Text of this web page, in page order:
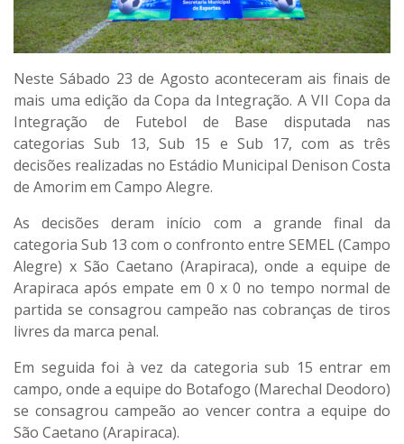
Neste Sábado 23 de Agosto aconteceram ais finais de
mais uma edição da Copa da Integração. A VII Copa da
Integração de Futebol de Base disputada nas
categorias Sub 13, Sub 15 e Sub 17, com as três
decisões realizadas no Estádio Municipal Denison Costa
de Amorim em Campo Alegre.
As decisões deram início com a grande final da
categoria Sub 13 com o confronto entre SEMEL (Campo
Alegre) x São Caetano (Arapiraca), onde a equipe de
Arapiraca após empate em 0 x 0 no tempo normal de
partida se consagrou campeão nas cobranças de tiros
livres da marca penal.
Em seguida foi à vez da categoria sub 15 entrar em
campo, onde a equipe do Botafogo (Marechal Deodoro)
se consagrou campeão ao vencer contra a equipe do
São Caetano (Arapiraca).